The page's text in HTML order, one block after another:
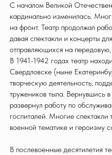
С началом Великой
кардинально изменилась.
на фронт. Театр продолжал
давая спектакли и концерты
отправляющихся на
В 1941-1942 годах театр
Свердловске (ныне
творческую деятельность,
тружеников тыла. Вернувшись
развернул работу по
госпиталей. Многие спектакли
военной тематике и героизму
В послевоенные десятилетия